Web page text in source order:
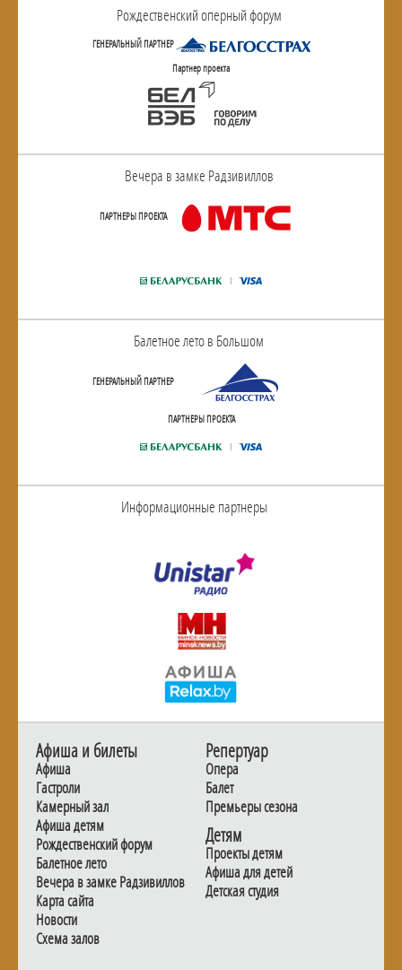
Рождественский оперный форум
ГЕНЕРАЛЬНЫЙ ПАРТНЕР
Партнер проекта
Вечера в замке Радзивиллов
ПАРТНЕРЫ ПРОЕКТА
Балетное лето в Большом
ГЕНЕРАЛЬНЫЙ ПАРТНЕР
ПАРТНЕРЫ ПРОЕКТА
Информационные партнеры
Афиша и билеты
Афиша
Гастроли
Камерный зал
Афиша детям
Рождественский форум
Балетное лето
Вечера в замке Радзивиллов
Карта сайта
Новости
Схема залов
Репертуар
Опера
Балет
Премьеры сезона
Детям
Проекты детям
Афиша для детей
Детская студия